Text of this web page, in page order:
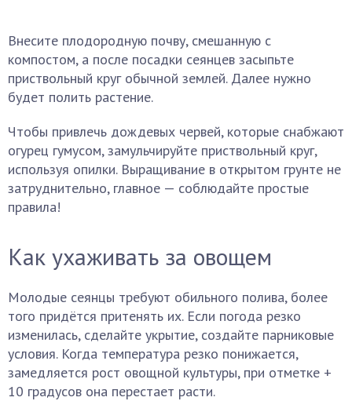
Внесите плодородную почву, смешанную с
компостом, а после посадки сеянцев засыпьте
приствольный круг обычной землей. Далее нужно
будет полить растение.
Чтобы привлечь дождевых червей, которые снабжают
огурец гумусом, замульчируйте приствольный круг,
используя опилки. Выращивание в открытом грунте не
затруднительно, главное — соблюдайте простые
правила!
Как ухаживать за овощем
Молодые сеянцы требуют обильного полива, более
того придётся притенять их. Если погода резко
изменилась, сделайте укрытие, создайте парниковые
условия. Когда температура резко понижается,
замедляется рост овощной культуры, при отметке +
10 градусов она перестает расти.